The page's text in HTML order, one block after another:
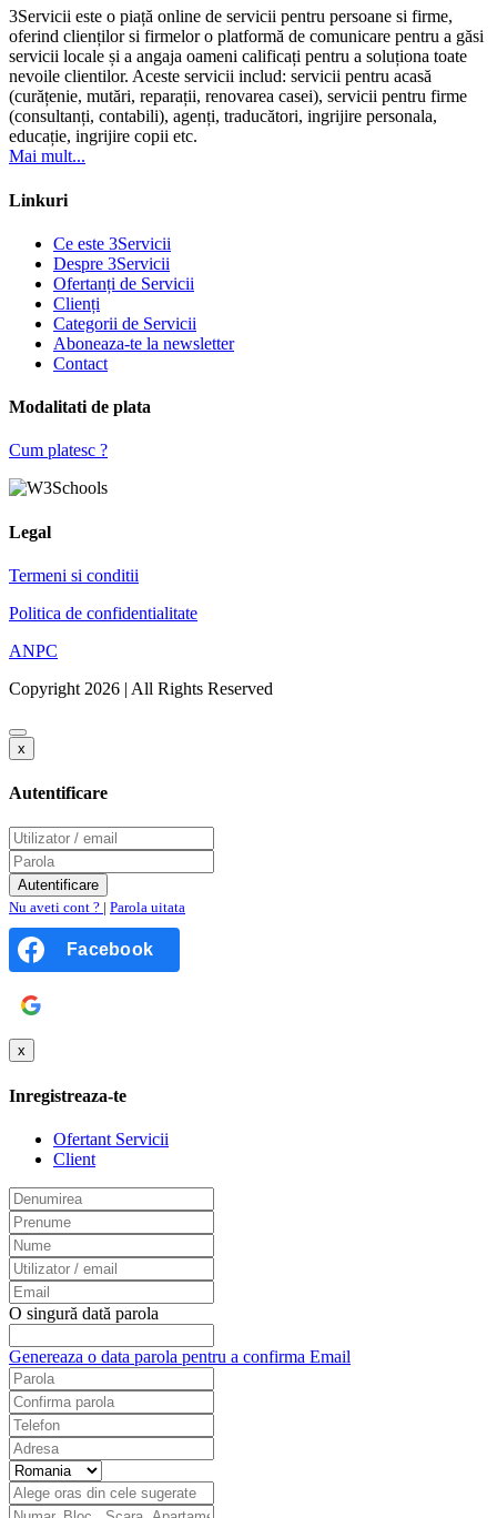
3Servicii este o piață online de servicii pentru persoane si firme,
oferind clienților si firmelor o platformă de comunicare pentru a găsi
servicii locale și a angaja oameni calificați pentru a soluționa toate
nevoile clientilor. Aceste servicii includ: servicii pentru acasă
(curățenie, mutări, reparații, renovarea casei), servicii pentru firme
(consultanți, contabili), agenți, traducători, ingrijire personala,
educație, ingrijire copii etc.
Mai mult...
Linkuri
Ce este 3Servicii
Despre 3Servicii
Ofertanți de Servicii
Clienți
Categorii de Servicii
Aboneaza-te la newsletter
Contact
Modalitati de plata
Cum platesc ?
Legal
Termeni si conditii
Politica de confidentialitate
ANPC
Copyright 2026 | All Rights Reserved
x
Autentificare
Nu aveti cont ? | Parola uitata
Facebook
x
Inregistreaza-te
Ofertant Servicii
Client
O singură dată parola
Genereaza o data parola pentru a confirma Email